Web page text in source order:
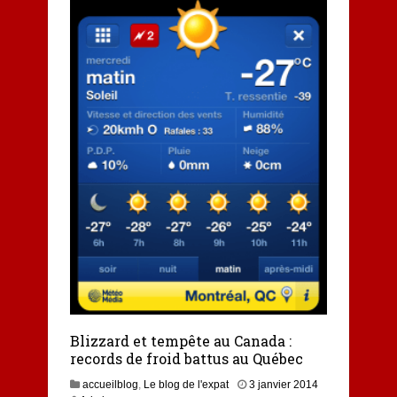
Blizzard et tempête au Canada :
records de froid battus au Québec
accueilblog, Le blog de l'expat 3 janvier 20143